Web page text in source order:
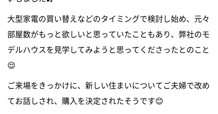
大型家電の買い替えなどのタイミングで検討し始め、元々
部屋数がもっと欲しいと思っていたこともあり、弊社のモ
デルハウスを見学してみようと思ってくださったとのこと
😌
ご来場をきっかけに、新しい住まいについてご夫婦で改め
てお話しされ、購入を決定されたそうです😊